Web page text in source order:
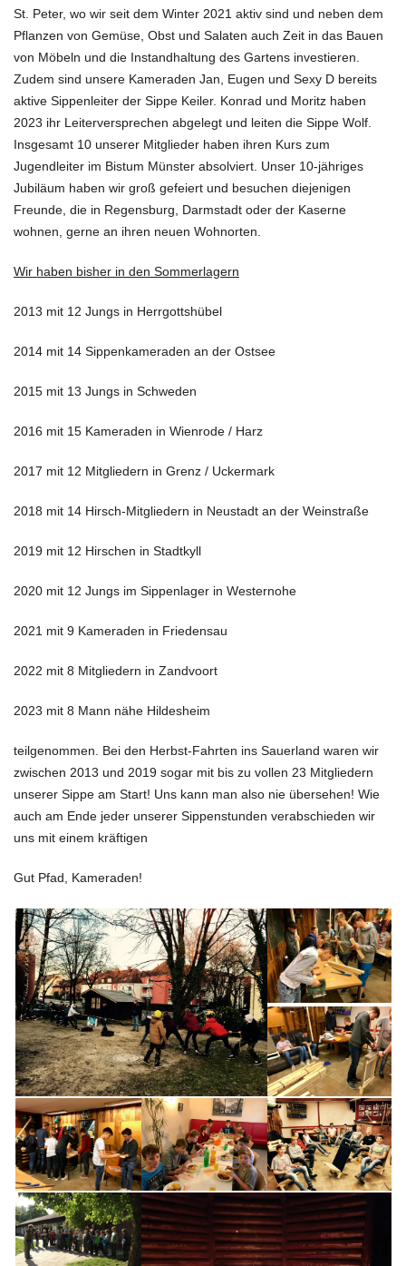
St. Peter, wo wir seit dem Winter 2021 aktiv sind und neben dem
Pflanzen von Gemüse, Obst und Salaten auch Zeit in das Bauen
von Möbeln und die Instandhaltung des Gartens investieren.
Zudem sind unsere Kameraden Jan, Eugen und Sexy D bereits
aktive Sippenleiter der Sippe Keiler. Konrad und Moritz haben
2023 ihr Leiterversprechen abgelegt und leiten die Sippe Wolf.
Insgesamt 10 unserer Mitglieder haben ihren Kurs zum
Jugendleiter im Bistum Münster absolviert. Unser 10-jähriges
Jubiläum haben wir groß gefeiert und besuchen diejenigen
Freunde, die in Regensburg, Darmstadt oder der Kaserne
wohnen, gerne an ihren neuen Wohnorten.
Wir haben bisher in den Sommerlagern
2013 mit 12 Jungs in Herrgottshübel
2014 mit 14 Sippenkameraden an der Ostsee
2015 mit 13 Jungs in Schweden
2016 mit 15 Kameraden in Wienrode / Harz
2017 mit 12 Mitgliedern in Grenz / Uckermark
2018 mit 14 Hirsch-Mitgliedern in Neustadt an der Weinstraße
2019 mit 12 Hirschen in Stadtkyll
2020 mit 12 Jungs im Sippenlager in Westernohe
2021 mit 9 Kameraden in Friedensau
2022 mit 8 Mitgliedern in Zandvoort
2023 mit 8 Mann nähe Hildesheim
teilgenommen. Bei den Herbst-Fahrten ins Sauerland waren wir
zwischen 2013 und 2019 sogar mit bis zu vollen 23 Mitgliedern
unserer Sippe am Start! Uns kann man also nie übersehen! Wie
auch am Ende jeder unserer Sippenstunden verabschieden wir
uns mit einem kräftigen
Gut Pfad, Kameraden!